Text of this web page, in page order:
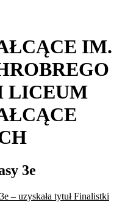
IM.
LICEUM
3e
– uzyskała tytuł Finalistki